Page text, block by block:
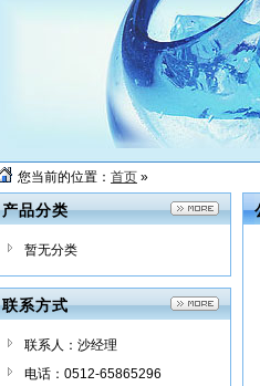
您当前的位置： 首页 »
产品分类
暂无分类
联系方式
联系人：沙经理
电话：0512-65865296